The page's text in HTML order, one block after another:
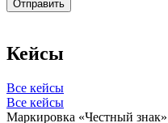
Кейсы
Все кейсы
Все кейсы
Маркировка «Честный